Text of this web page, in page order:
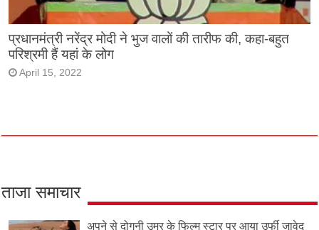
प्रधानमंत्री नरेंद्र मोदी ने भुज वालों की तारीफ की, कहा-बहुत
परिश्रमी हैं यहां के लोग
April 15, 2022
ताजा समाचार
अपने से दोगुनी उम्र के फिल्म स्टार पर आया उर्फी जावेद